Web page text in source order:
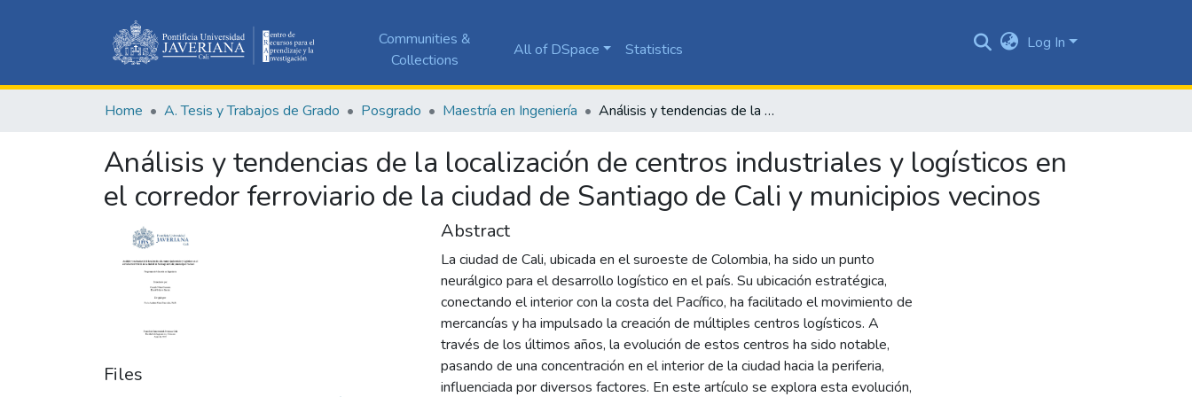
Communities &
Collections
All of DSpace Statistics Log In
Home A. Tesis y Trabajos de Grado Posgrado Maestría en Ingeniería Análisis y tendencias de la localización de centros industriales y logísticos en el corredor ferroviario de la ciudad de Santiago de Cali y municipios vecinos
Análisis y tendencias de la localización de centros industriales y logísticos en
el corredor ferroviario de la ciudad de Santiago de Cali y municipios vecinos
Files
Abstract
La ciudad de Cali, ubicada en el suroeste de Colombia, ha sido un punto
neurálgico para el desarrollo logístico en el país. Su ubicación estratégica,
conectando el interior con la costa del Pacífico, ha facilitado el movimiento de
mercancías y ha impulsado la creación de múltiples centros logísticos. A
través de los últimos años, la evolución de estos centros ha sido notable,
pasando de una concentración en el interior de la ciudad hacia la periferia,
influenciada por diversos factores. En este artículo se explora esta evolución,